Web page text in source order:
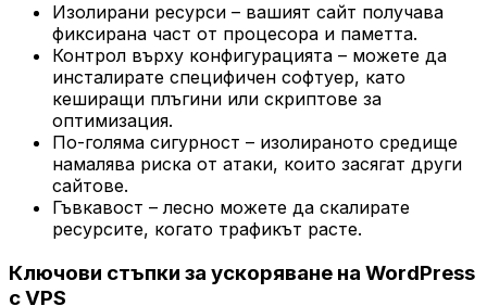
Изолирани ресурси – вашият сайт получава
фиксирана част от процесора и паметта.
Контрол върху конфигурацията – можете да
инсталирате специфичен софтуер, като
кеширащи плъгини или скриптове за
оптимизация.
По-голяма сигурност – изолираното средище
намалява риска от атаки, които засягат други
сайтове.
Гъвкавост – лесно можете да скалирате
ресурсите, когато трафикът расте.
Ключови стъпки за ускоряване на WordPress
с VPS